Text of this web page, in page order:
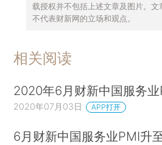
载授权并不包括上述文章及图片。文
不代表财新网的立场和观点。
相关阅读
2020年6月财新中国服务
2020年07月03日 APP打开
6月财新中国服务业PMI升